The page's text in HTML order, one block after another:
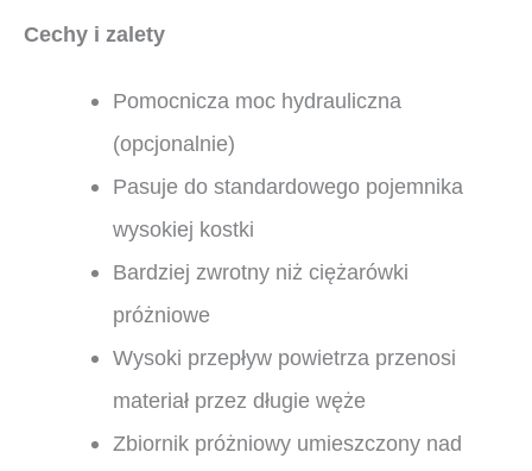
Cechy i zalety
Pomocnicza moc hydrauliczna
(opcjonalnie)
Pasuje do standardowego pojemnika
wysokiej kostki
Bardziej zwrotny niż ciężarówki
próżniowe
Wysoki przepływ powietrza przenosi
materiał przez długie węże
Zbiornik próżniowy umieszczony nad